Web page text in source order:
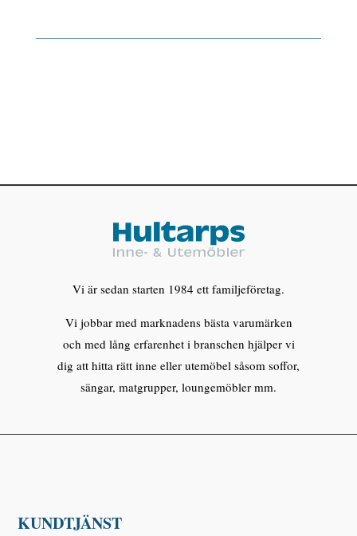
Vi är sedan starten 1984 ett familjeföretag.
Vi jobbar med marknadens bästa varumärken
och med lång erfarenhet i branschen hjälper vi
dig att hitta rätt inne eller utemöbel såsom soffor,
sängar, matgrupper, loungemöbler mm.
KUNDTJÄNST